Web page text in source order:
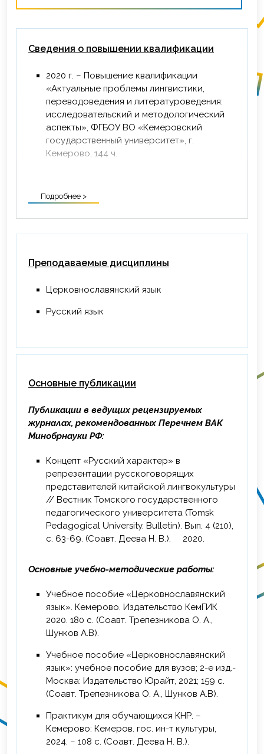
Сведения о повышении квалификации
2020 г. – Повышение квалификации
«Актуальные проблемы лингвистики,
переводоведения и литературоведения:
исследовательский и методологический
аспекты», ФГБОУ ВО «Кемеровский
государственный университет», г.
Кемерово, 144 ч.
работе с населением в условиях
программе «Цифровая трансформация
государственный институт культуры»,
2023 г. – Повышение квалификации по
ФГБОУ ВО «Кемеровский
Кемерово, 16 ч. Удостоверение
2023 г. – Повышение квалификации по
образовательной деятельности», ФГБОУ
ВО «КемГИК», г. Кемерово, 36 ч.
2023 г. – Повышение квалификации по
программе «Актуальные вопросы теории
и методики преподавания русского
языка и литературы», Государственное
«Кузбасский региональные институт
образования», Кемерово, 72 ч.
удостоверение
2024 г. - Повышение квалификации по
программе «Основы
кибербезопасности» (Кемерово,
Государственное бюджетное
учреждение «Кузбасская школа
управления», 18 часов).
2025 г. – Повышение квалификации по
программе «Цифровая экосистема вуза»,
Подробнее >
Преподаваемые дисциплины
Церковнославянский язык
Русский язык
Основные публикации
Публикации в ведущих рецензируемых
журналах, рекомендованных Перечнем ВАК
Минобрнауки РФ:
Концепт «Русский характер» в
репрезентации русскоговорящих
представителей китайской лингвокультуры
// Вестник Томского государственного
педагогического университета (Tomsk
Pedagogical University. Bulletin). Вып. 4 (210),
с. 63-69. (Соавт. Деева Н. В.). 2020.
Основные учебно-методические работы:
Учебное пособие «Церковнославянский
язык». Кемерово. Издательство КемГИК
2020. 180 с. (Соавт. Трепезникова О. А.,
Шунков А.В).
Учебное пособие «Церковнославянский
язык»: учебное пособие для вузов; 2-е изд.-
Москва: Издательство Юрайт, 2021; 159 с.
(Соавт. Трепезникова О. А., Шунков А.В).
Практикум для обучающихся КНР. –
Кемерово: Кемеров. гос. ин-т культуры,
2024. – 108 с. (Соавт. Деева Н. В.).